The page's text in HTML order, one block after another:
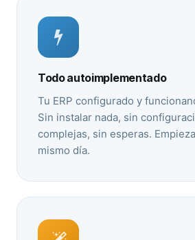
Todo autoimplementado
Tu ERP configurado y
Sin instalar nada, sin
complejas, sin esperas.
mismo día.